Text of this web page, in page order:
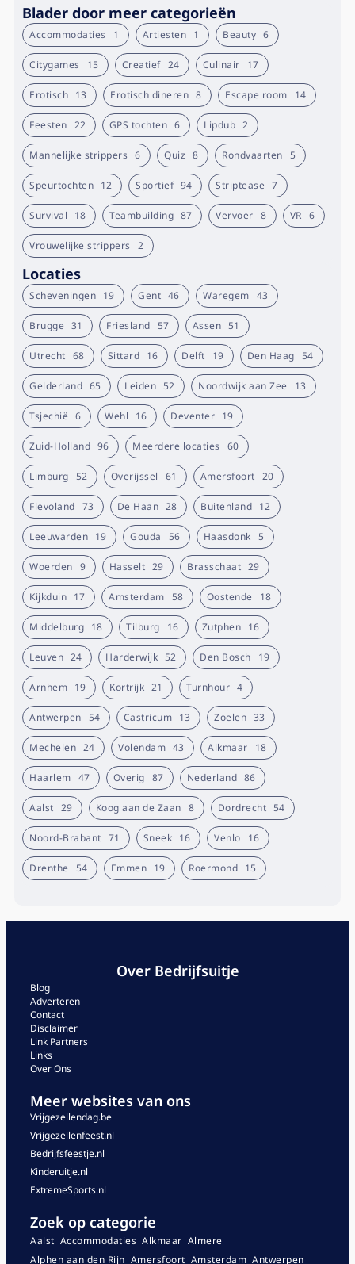
Blader door meer categorieën
Accommodaties 1 Artiesten 1 Beauty 6
Citygames 15 Creatief 24 Culinair 17
Erotisch 13 Erotisch dineren 8 Escape room 14
Feesten 22 GPS tochten 6 Lipdub 2
Mannelijke strippers 6 Quiz 8 Rondvaarten 5
Speurtochten 12 Sportief 94 Striptease 7
Survival 18 Teambuilding 87 Vervoer 8 VR 6
Vrouwelijke strippers 2
Locaties
Scheveningen 19 Gent 46 Waregem 43
Brugge 31 Friesland 57 Assen 51
Utrecht 68 Sittard 16 Delft 19 Den Haag 54
Gelderland 65 Leiden 52 Noordwijk aan Zee 13
Tsjechië 6 Wehl 16 Deventer 19
Zuid-Holland 96 Meerdere locaties 60
Limburg 52 Overijssel 61 Amersfoort 20
Flevoland 73 De Haan 28 Buitenland 12
Leeuwarden 19 Gouda 56 Haasdonk 5
Woerden 9 Hasselt 29 Brasschaat 29
Kijkduin 17 Amsterdam 58 Oostende 18
Middelburg 18 Tilburg 16 Zutphen 16
Leuven 24 Harderwijk 52 Den Bosch 19
Arnhem 19 Kortrijk 21 Turnhour 4
Antwerpen 54 Castricum 13 Zoelen 33
Mechelen 24 Volendam 43 Alkmaar 18
Haarlem 47 Overig 87 Nederland 86
Aalst 29 Koog aan de Zaan 8 Dordrecht 54
Noord-Brabant 71 Sneek 16 Venlo 16
Drenthe 54 Emmen 19 Roermond 15
Over Bedrijfsuitje
Blog
Adverteren
Contact
Disclaimer
Link Partners
Links
Over Ons
Meer websites van ons
Vrijgezellendag.be
Vrijgezellenfeest.nl
Bedrijfsfeestje.nl
Kinderuitje.nl
ExtremeSports.nl
Zoek op categorie
Aalst Accommodaties Alkmaar Almere
Alphen aan den Rijn Amersfoort Amsterdam Antwerpen